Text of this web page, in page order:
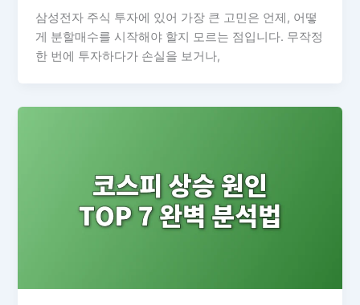
삼성전자 주식 투자에 있어 가장 큰 고민은 언제, 어떻
게 분할매수를 시작해야 할지 모르는 점입니다. 무작정
한 번에 투자하다가 손실을 보거나,